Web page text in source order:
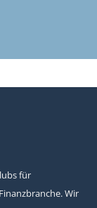
für
Wir